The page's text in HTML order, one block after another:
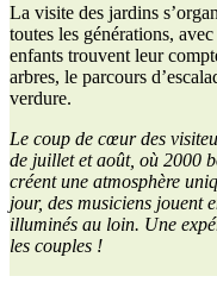
La visite des jardins
toutes les générations,
enfants trouvent leur
arbres, le parcours
verdure.
Le coup de cœur des
de juillet et août, où 2000
créent une atmosphère
jour, des musiciens jouent
illuminés au loin. Une
les couples !